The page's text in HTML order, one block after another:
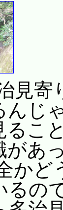
見寄
んじ
るこ
があ
か
るの